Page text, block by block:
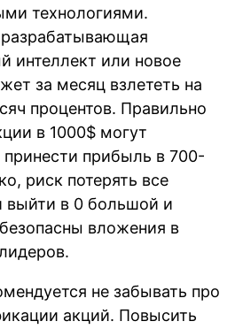
технологиями.
интеллект или новое
за месяц взлететь на
процентов. Правильно
в 1000$ могут
принести прибыль в 700-
риск потерять все
выйти в 0 большой и
вложения в
не забывать про
акций. Повысить